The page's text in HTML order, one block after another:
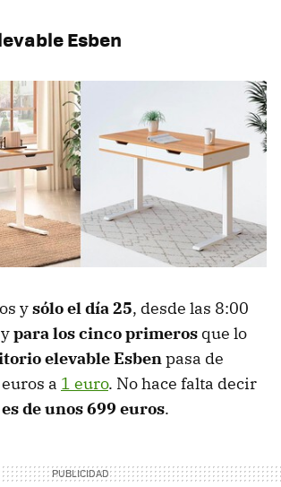
Esben
ysólo el día 25, desde las 8:00
para los cinco primeros que lo
elevable Esbenpasa de
a 1 euro. No hace falta decir
de unos 699 euros.